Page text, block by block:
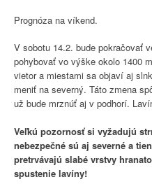
Prognóza na víkend.
V sobotu 14.2. bude pokračovať
pohybovať vo výške okolo 1400
vietor a miestami sa objaví aj
meniť na severný. Táto zmena
už bude mrznúť aj v podhorí.
Veľkú pozornosť si vyžadujú
nebezpečné sú aj severné a
pretrvávajú slabé vrstvy
spustenie lavíny!